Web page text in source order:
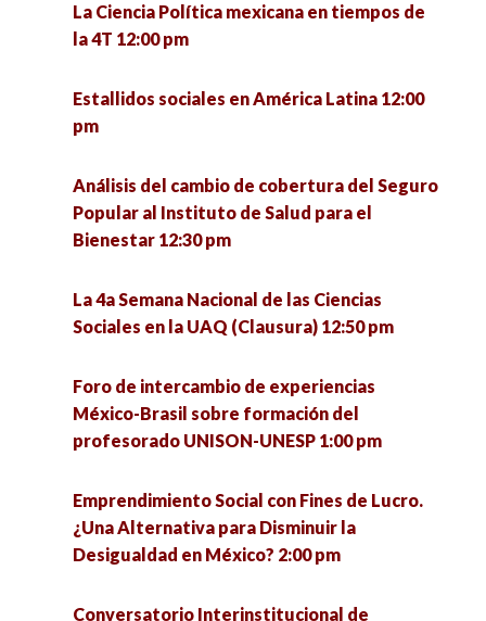
Repensar la inclusión desde los estudios
Jóvenes y participación política 4:00 pm
El quehacer de la Socioantropología desde la
licenciatura en Ciencias Sociales de la UACM.
Experiencias y debates 4:00 pm
Conversatorio en torno a las experiencias de
defensa de la vida de la Comunidad Ecológica
Análisis de la implementación del acuerdo del
tercer país seguro en Guatemala 5:00 pm
La resiliencia como eje para enfrentar el futuro
desde las personas mayores (1) 5:00 pm
estadounidense tras la elección presidencial de
2020 1:30 pm
Encuentro de investigadoras en formación UPN
– ENAH (MÉXICO) 1:30 pm
Conversatorio Interinstitucional de Vocaciones
Científicas Sociales: retos de la investigación y
la intervención en tiempos de pandemia 3:00 pm
Metodología cualitativa, grupo de trabajo
colaborativo para la mejora de la gestión e
La media naranja: el mito del amor como
completud 4:00 pm
Migración en tiempos del COVID-19 4:00 pm
Un acercamiento básico a la perspectiva de
La Ciencia Política mexicana en tiempos de
la 4T 12:00 pm
Estallidos sociales en América Latina 12:00
pm
Análisis del cambio de cobertura del Seguro
Popular al Instituto de Salud para el
Bienestar 12:30 pm
La 4a Semana Nacional de las Ciencias
Sociales en la UAQ (Clausura) 12:50 pm
Foro de intercambio de experiencias
México-Brasil sobre formación del
profesorado UNISON-UNESP 1:00 pm
Emprendimiento Social con Fines de Lucro.
¿Una Alternativa para Disminuir la
Desigualdad en México? 2:00 pm
Conversatorio Interinstitucional de